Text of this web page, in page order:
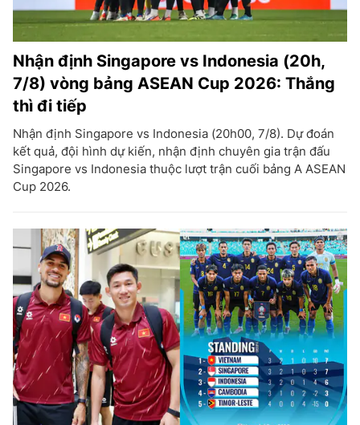
Nhận định Singapore vs Indonesia (20h,
7/8) vòng bảng ASEAN Cup 2026: Thắng
thì đi tiếp
Nhận định Singapore vs Indonesia (20h00, 7/8). Dự đoán
kết quả, đội hình dự kiến, nhận định chuyên gia trận đấu
Singapore vs Indonesia thuộc lượt trận cuối bảng A ASEAN
Cup 2026.